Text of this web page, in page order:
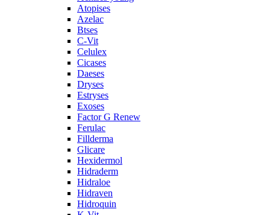
Atopises
Azelac
Btses
C-Vit
Celulex
Cicases
Daeses
Dryses
Estryses
Exoses
Factor G Renew
Ferulac
Fillderma
Glicare
Hexidermol
Hidraderm
Hidraloe
Hidraven
Hidroquin